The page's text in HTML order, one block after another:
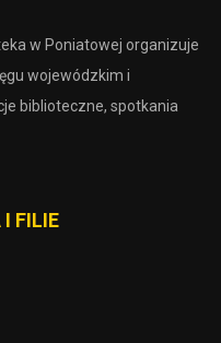
w Poniatowej organizuje
wojewódzkim i
biblioteczne, spotkania
I FILIE